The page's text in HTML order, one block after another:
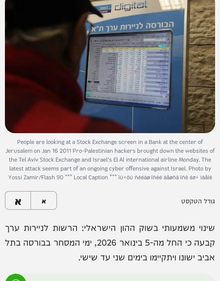
People are looking at a Stock Exchange screen in a Bank at the center of
Jerusalem on Jan 16 2011 Pro-Palestinian hackers brought down the websites of
the Tel Aviv Stock Exchange and Israel's El Al international airline Monday. The
latest attack seems part of an ongoing cyber offensive against Israel. Photo by
Yossi Zamir/Flash 90 *** Local Caption *** îú÷ôú ñééáø îñëé áåøñä îñê áð÷ ìàåîé
גודל הטקסט א א
שינוי משמעותי בשוק ההון הישראלי: הרשות לניירות ערך
קבעה כי החל מה-5 בינואר 2026, ימי המסחר בבורסה בתל
אביב ישונו ויתקיימו בימים שני עד שישי.